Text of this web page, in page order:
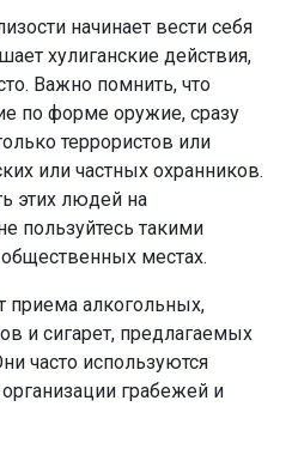
начинает вести себя
хулиганские действия,
Важно помнить, что
по форме оружие, сразу
террористов или
или частных охранников.
этих людей на
пользуйтесь такими
местах.
приема алкогольных,
и сигарет, предлагаемых
часто используются
грабежей и